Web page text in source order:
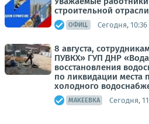
строительной
ОФИЦ. Сегодня, 10:36
8 августа,
ПУВКХ» ГУП ДНР
восстановления
по ликвидации места
холодного
МАКЕЕВКА Сегодня,